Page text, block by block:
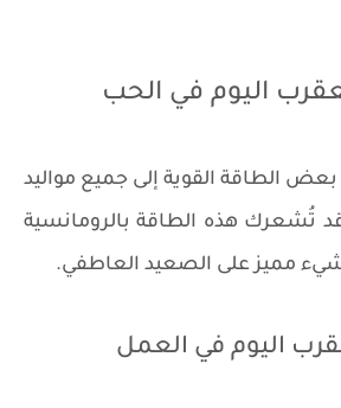
اليوم في الحب
الطاقة القوية إلى جميع مواليد
قد تُشعرك هذه الطاقة بالرومانسية
بشيء مميز على الصعيد العاطفي.
اليوم في العمل